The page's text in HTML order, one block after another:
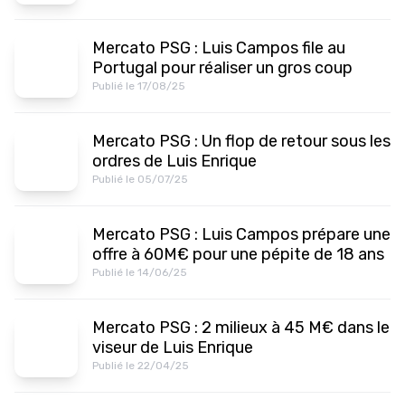
Mercato PSG : Luis Campos file au
Portugal pour réaliser un gros coup
Publié le 17/08/25
Mercato PSG : Un flop de retour sous les
ordres de Luis Enrique
Publié le 05/07/25
Mercato PSG : Luis Campos prépare une
offre à 60M€ pour une pépite de 18 ans
Publié le 14/06/25
Mercato PSG : 2 milieux à 45 M€ dans le
viseur de Luis Enrique
Publié le 22/04/25